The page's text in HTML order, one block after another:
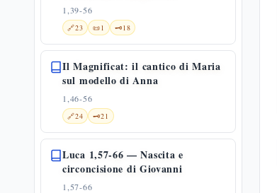
1,39-56
🔗23 📜1 🗝️18
Il Magnificat: il cantico di Maria
sul modello di Anna
1,46-56
🔗24 🗝️21
Luca 1,57-66 — Nascita e
circoncisione di Giovanni
1,57-66